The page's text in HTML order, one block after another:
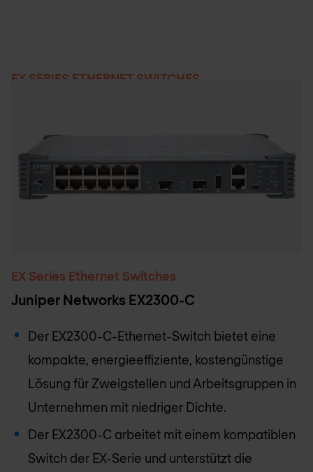
EX SERIES ETHERNET SWITCHES
EX Series Ethernet Switches
Juniper Networks EX2300-C
Der EX2300-C-Ethernet-Switch bietet eine
kompakte, energieeffiziente, kostengünstige
Lösung für Zweigstellen und Arbeitsgruppen in
Unternehmen mit niedriger Dichte.
Der EX2300-C arbeitet mit einem kompatiblen
Switch der EX-Serie und unterstützt die